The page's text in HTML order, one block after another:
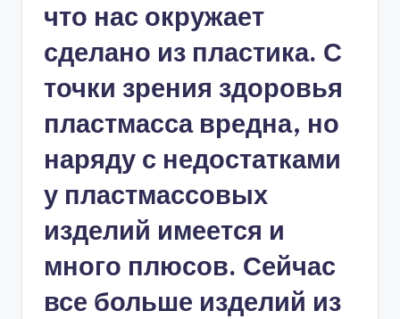
что нас окружает
сделано из пластика. С
точки зрения здоровья
пластмасса вредна, но
наряду с недостатками
у пластмассовых
изделий имеется и
много плюсов. Сейчас
все больше изделий из